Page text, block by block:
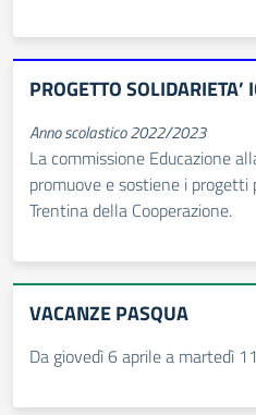
PROGETTO SOLIDARIETA’
Anno scolastico 2022/2023
La commissione Educazione
promuove e sostiene i progetti
Trentina della Cooperazione.
VACANZE PASQUA
Da giovedì 6 aprile a martedì